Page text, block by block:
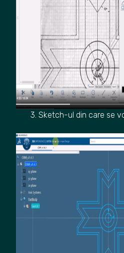
3. Sketch-ul din care se